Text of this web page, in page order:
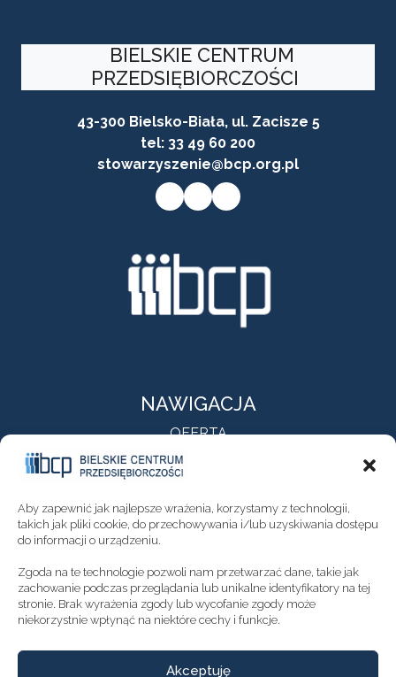
Aby zapewnić jak najlepsze wrażenia, korzystamy z technologii,
takich jak pliki cookie, do przechowywania i/lub uzyskiwania dostępu
do informacji o urządzeniu.
Zgoda na te technologie pozwoli nam przetwarzać dane, takie jak
zachowanie podczas przeglądania lub unikalne identyfikatory na tej
stronie. Brak wyrażenia zgody lub wycofanie zgody może
niekorzystnie wpłynąć na niektóre cechy i funkcje.
Akceptuję
BIELSKIE CENTRUM
PRZEDSIĘBIORCZOŚCI
43-300 Bielsko-Biała, ul. Zacisze 5
tel: 33 49 60 200
stowarzyszenie@bcp.org.pl
Przycisk do przejścia na stronę facebooka firmyPrzycisk do przejścia na stronę instagram firmy
Przycisk do przejścia na stronę linkedin firmy
NAWIGACJA
OFERTA
O NAS
AKTUALNOŚCI
NEWSLETTER
POLITYKA PRYWATNOŚCI